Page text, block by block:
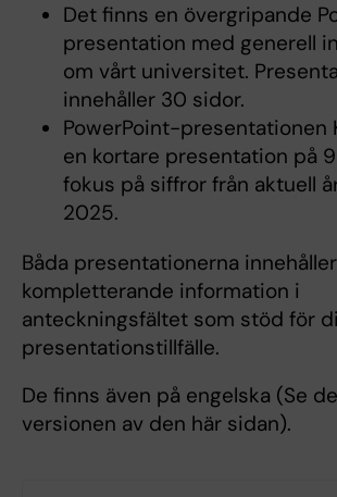
Det finns en övergripande
presentation med generell
om vårt universitet.
innehåller 30 sidor.
PowerPoint-presentationen
en kortare presentation på
fokus på siffror från aktuell
2025.
Båda presentationerna innehåller
kompletterande information i
anteckningsfältet som stöd för
presentationstillfälle.
De finns även på engelska (Se
versionen av den här sidan).